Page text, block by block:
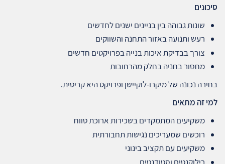
סיכונים
שונות גבוהה בין בניינים ישנים לחדשים
רעש ותנועה באזור התחנה והשווקים
צורך בבדיקת איכות בנייה בפרויקטים חדשים
מחסור בחניה בחלק מהרחובות
בחירה נכונה של מיקרו‑לוקיישן ופרויקט היא קריטית.
למי זה מתאים
משקיעים המתמקדים בשכירות ארוכת טווח
רוכשים שמעריכים נגישות תחבורתית
משקיעים עם תקציב בינוני